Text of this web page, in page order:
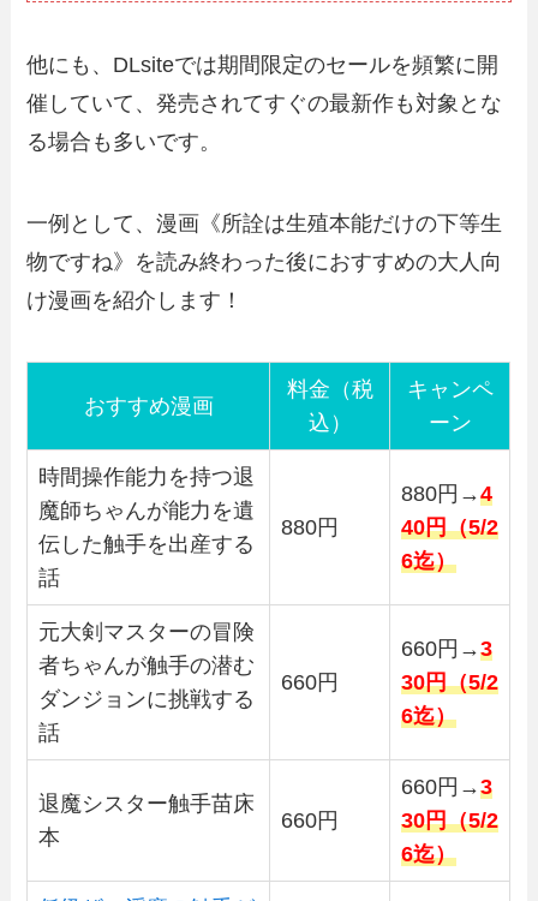
他にも、DLsiteでは期間限定のセールを頻繁に開
催していて、発売されてすぐの最新作も対象とな
る場合も多いです。
一例として、漫画《所詮は生殖本能だけの下等生
物ですね》を読み終わった後におすすめの大人向
け漫画を紹介します！
おすすめ漫画
料金（税
込）
キャンペ
ーン
時間操作能力を持つ退
魔師ちゃんが能力を遺
伝した触手を出産する
話
880円
880円→4
40円（5/2
6迄）
元大剣マスターの冒険
者ちゃんが触手の潜む
ダンジョンに挑戦する
話
660円
660円→3
30円（5/2
6迄）
退魔シスター触手苗床
本
660円
660円→3
30円（5/2
6迄）